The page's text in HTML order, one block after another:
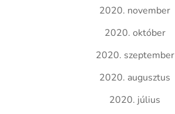
2020. november
2020. október
2020. szeptember
2020. augusztus
2020. július